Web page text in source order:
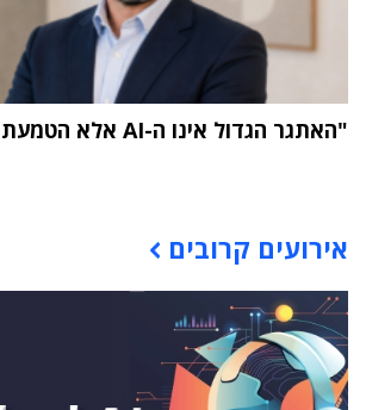
"האתגר הגדול אינו ה-AI אלא הטמעתה בארגון"
אירועים קרובים